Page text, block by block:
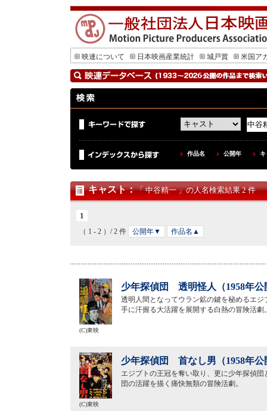
映連について 日本映画産業統計 城戸賞 米国ア
作品名 公開年
キャスト：「 中谷精一 」の人名検索結果 2 件
1
（ 1 - 2 ）/ 2 件 公開年▼ 作品名▲
少年探偵団 透明怪人（1958年公
透明人間となってウラン鉱の鍵を秘めるエ
手に汗握る大活躍を展開する白熱の冒険活劇
(C)東映
少年探偵団 首なし男（1958年公
エジプトの王冠を奪い取り、更に少年探偵
団の活躍を描く痛快無類の冒険活劇。
(C)東映